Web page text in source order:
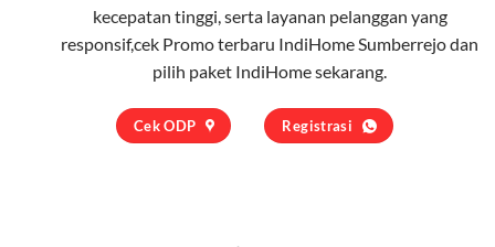
kecepatan tinggi, serta layanan pelanggan yang
responsif,cek Promo terbaru IndiHome Sumberrejo dan
pilih paket IndiHomesekarang.
Cek ODP Registrasi